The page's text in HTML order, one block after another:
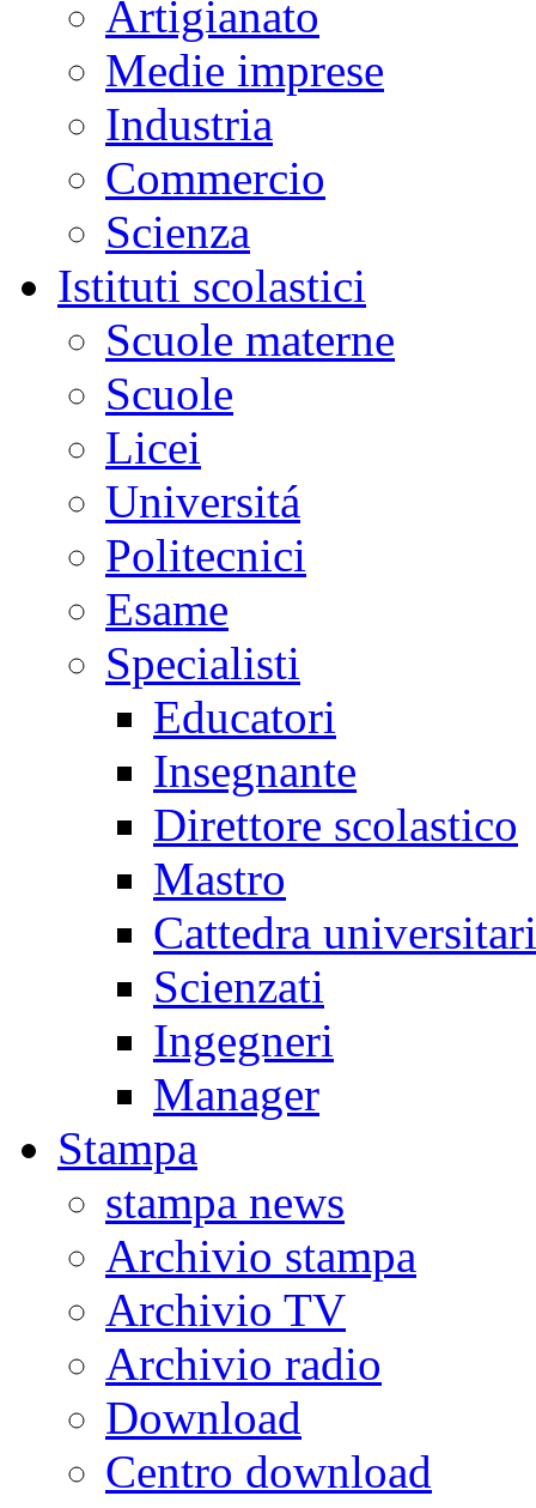
Artigianato
Medie imprese
Industria
Commercio
Scienza
Istituti scolastici
Scuole materne
Scuole
Licei
Universitá
Politecnici
Esame
Specialisti
Educatori
Insegnante
Direttore scolastico
Mastro
Cattedra
Scienzati
Ingegneri
Manager
Stampa
stampa news
Archivio stampa
Archivio TV
Archivio radio
Download
Centro download